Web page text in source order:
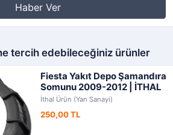
Haber Ver
tercih edebileceğiniz ürünler
Fiesta Yakıt Depo Şamandıra
Somunu 2009-2012 | İTHAL
İthal Ürün (Yan Sanayi)
250,00 TL